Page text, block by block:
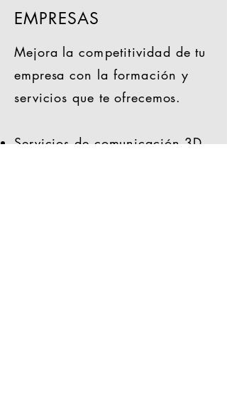
EMPRESAS
Mejora la competitividad de tu
empresa con la formación y
servicios que te ofrecemos.
Servicios de comunicación 3D